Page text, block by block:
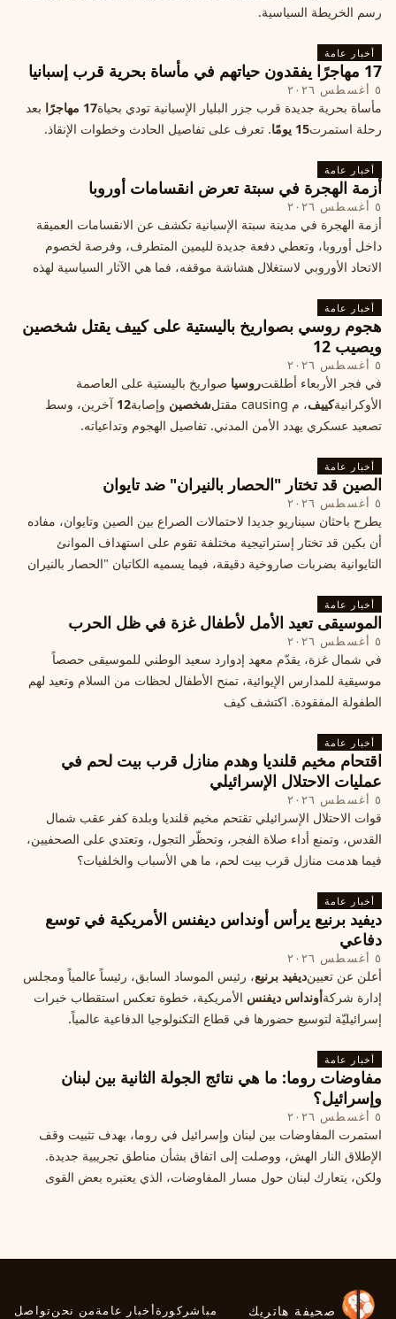
رسم الخريطة السياسية.
أخبار عامة
17 مهاجرًا يفقدون حياتهم في مأساة بحرية قرب إسبانيا
٥ أغسطس ٢٠٢٦
مأساة بحرية جديدة قرب جزر البليار الإسبانية تودي بحياة17 مهاجرًا
بعد
رحلة استمرت15 يومًا . تعرف على تفاصيل الحادث وخطوات الإنقاذ.
أخبار عامة
أزمة الهجرة في سبتة تعرض انقسامات أوروبا
٥ أغسطس ٢٠٢٦
أزمة الهجرة في مدينة سبتة الإسبانية تكشف عن الانقسامات العميقة
داخل أوروبا، وتعطي دفعة جديدة لليمين المتطرف، وفرصة لخصوم
الاتحاد الأوروبي لاستغلال هشاشة موقفه، فما هي الآثار السياسية لهذه
أخبار عامة
هجوم روسي بصواريخ باليستية على كييف يقتل شخصين
ويصيب 12
٥ أغسطس ٢٠٢٦
في فجر الأربعاء أطلقتروسيا صواريخ باليستية على العاصمة
الأوكرانيةكييف، م causing مقتل شخصين وإصابة12 آخرين، وسط
تصعيد عسكري يهدد الأمن المدني. تفاصيل الهجوم وتداعياته.
أخبار عامة
الصين قد تختار "الحصار بالنيران" ضد تايوان
٥ أغسطس ٢٠٢٦
يطرح باحثان سيناريو جديدا لاحتمالات الصراع بين الصين وتايوان، مفاده
أن بكين قد تختار إستراتيجية مختلفة تقوم على استهداف الموانئ
التايوانية بضربات صاروخية دقيقة، فيما يسميه الكاتبان "الحصار بالنيران
أخبار عامة
الموسيقى تعيد الأمل لأطفال غزة في ظل الحرب
٥ أغسطس ٢٠٢٦
في شمال غزة، يقدّم معهد إدوارد سعيد الوطني للموسيقى حصصاً
موسيقية للمدارس الإيوائية، تمنح الأطفال لحظات من السلام وتعيد لهم
الطفولة المفقودة. اكتشف كيف
أخبار عامة
اقتحام مخيم قلنديا وهدم منازل قرب بيت لحم في
عمليات الاحتلال الإسرائيلي
٥ أغسطس ٢٠٢٦
قوات الاحتلال الإسرائيلي تقتحم مخيم قلنديا وبلدة كفر عقب شمال
القدس، وتمنع أداء صلاة الفجر، وتحظّر التجول، وتعتدي على الصحفيين،
فيما هدمت منازل قرب بيت لحم، ما هي الأسباب والخلفيات؟
أخبار عامة
ديفيد برنيع يرأس أونداس ديفنس الأمريكية في توسع
دفاعي
٥ أغسطس ٢٠٢٦
أعلن عن تعيينديفيد برنيع، رئيس الموساد السابق، رئيساً عالمياً ومجلس
إدارة شركةأونداس ديفنس الأمريكية، خطوة تعكس استقطاب خبرات
إسرائيليّة لتوسيع حضورها في قطاع التكنولوجيا الدفاعية عالمياً.
أخبار عامة
مفاوضات روما: ما هي نتائج الجولة الثانية بين لبنان
وإسرائيل؟
٥ أغسطس ٢٠٢٦
استمرت المفاوضات بين لبنان وإسرائيل في روما، بهدف تثبيت وقف
الإطلاق النار الهش، ووصلت إلى اتفاق بشأن مناطق تجريبية جديدة.
ولكن، يتعارك لبنان حول مسار المفاوضات، الذي يعتبره بعض القوى
صحيفة هاتريك مباشر كورةأخبار عامةمن نحنتواصل